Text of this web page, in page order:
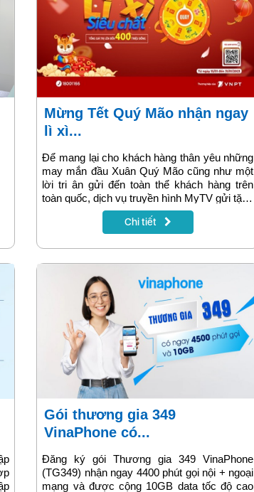
Mừng Tết Quý Mão nhận ngay
lì xì...
Để mang lại cho khách hàng thân yêu những
may mắn đầu Xuân Quý Mão cũng như một
lời tri ân gửi đến toàn thể khách hàng trên
toàn quốc, dịch vụ truyền hình MyTV gửi tặng
lì xì cho khách hàng qua hình thức vòng quay
Chi tiết
Gói thương gia 349
VinaPhone có...
Đăng ký gói Thương gia 349 VinaPhone
(TG349) nhận ngay 4400 phút gọi nội + ngoại
mạng và được cộng 10GB data tốc độ cao